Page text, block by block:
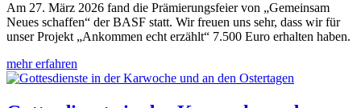
Am 27. März 2026 fand die Prämierungsfeier von „Gemeinsam
Neues schaffen“ der BASF statt. Wir freuen uns sehr, dass wir für
unser Projekt „Ankommen echt erzählt“ 7.500 Euro erhalten haben.
mehr erfahren